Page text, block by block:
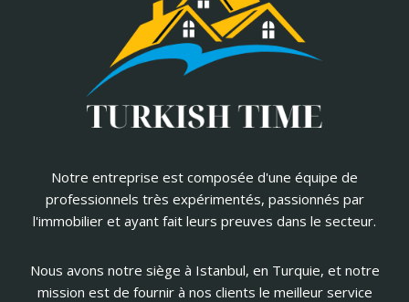
Notre entreprise est composée d'une équipe de
professionnels très expérimentés, passionnés par
l'immobilier et ayant fait leurs preuves dans le secteur.
Nous avons notre siège à Istanbul, en Turquie, et notre
mission est de fournir à nos clients le meilleur service